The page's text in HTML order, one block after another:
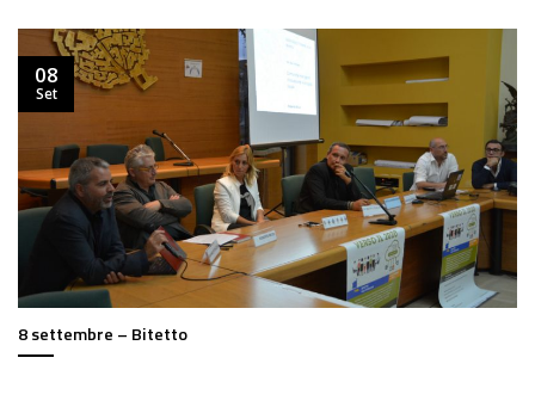
8 settembre – Bitetto
08
Set